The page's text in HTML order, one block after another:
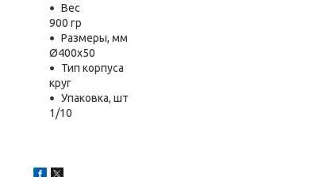
Вес
900 гр
Размеры, мм
Ø400x50
Тип корпуса
круг
Упаковка, шт
1/10